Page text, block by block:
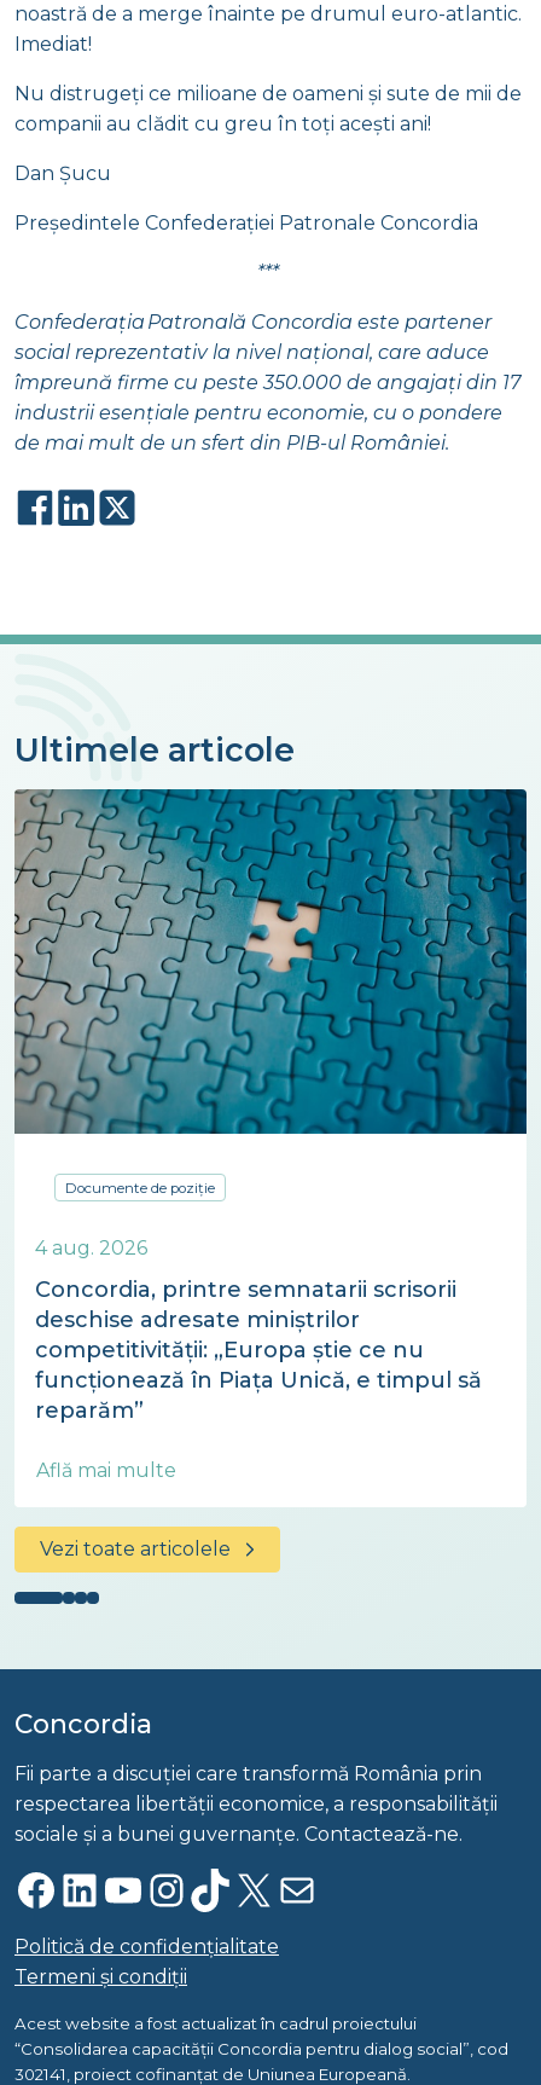
noastră de a merge înainte pe drumul euro-atlantic.
Imediat!
Nu distrugeți ce milioane de oameni și sute de mii de
companii au clădit cu greu în toți acești ani!
Dan Șucu
Președintele Confederației Patronale Concordia
***
Confederația Patronală Concordia este partener
social reprezentativ la nivel național, care aduce
împreună firme cu peste 350.000 de angajați din 17
industrii esențiale pentru economie, cu o pondere
de mai mult de un sfert din PIB-ul României.
Ultimele articole
Documente de poziție
4 aug. 2026
Concordia, printre semnatarii scrisorii
deschise adresate miniștrilor
competitivității: „Europa știe ce nu
funcționează în Piața Unică, e timpul să
reparăm”
Află mai multe
Vezi toate articolele
Concordia
Fii parte a discuției care transformă România prin
respectarea libertății economice, a responsabilității
sociale și a bunei guvernanțe. Contactează-ne.
Facebook LinkedIn YouTube InstagramTikTok X Mail
Politică de confidențialitate
Termeni și condiții
Acest website a fost actualizat în cadrul proiectului
“Consolidarea capacității Concordia pentru dialog social”, cod
302141, proiect cofinanțat de Uniunea Europeană.